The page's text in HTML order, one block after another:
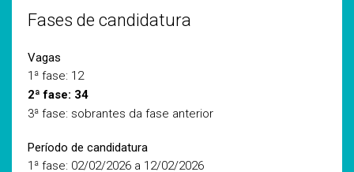
Fases de candidatura
Vagas
1ª fase: 12
2ª fase: 34
3ª fase: sobrantes da fase anterior
Período de candidatura
1ª fase: 02/02/2026 a 12/02/2026